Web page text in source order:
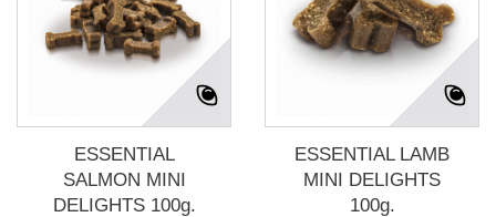
ESSENTIAL
SALMON MINI
DELIGHTS 100g.
ESSENTIAL LAMB
MINI DELIGHTS
100g.